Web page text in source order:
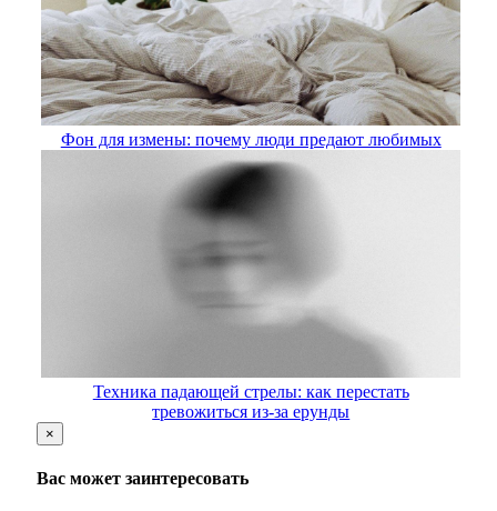
Фон для измены: почему люди предают любимых
Техника падающей стрелы: как перестать
тревожиться из-за ерунды
×
Вас может заинтересовать